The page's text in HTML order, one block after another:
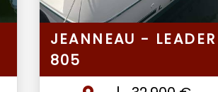
JEANNEAU - LEADER
805